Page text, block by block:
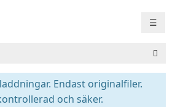
☰
Endast originalfiler.
och säker.